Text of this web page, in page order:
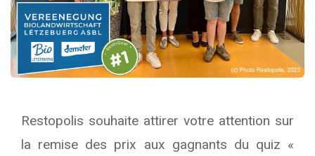
Restopolis souhaite attirer votre attention sur
la remise des prix aux gagnants du quiz «